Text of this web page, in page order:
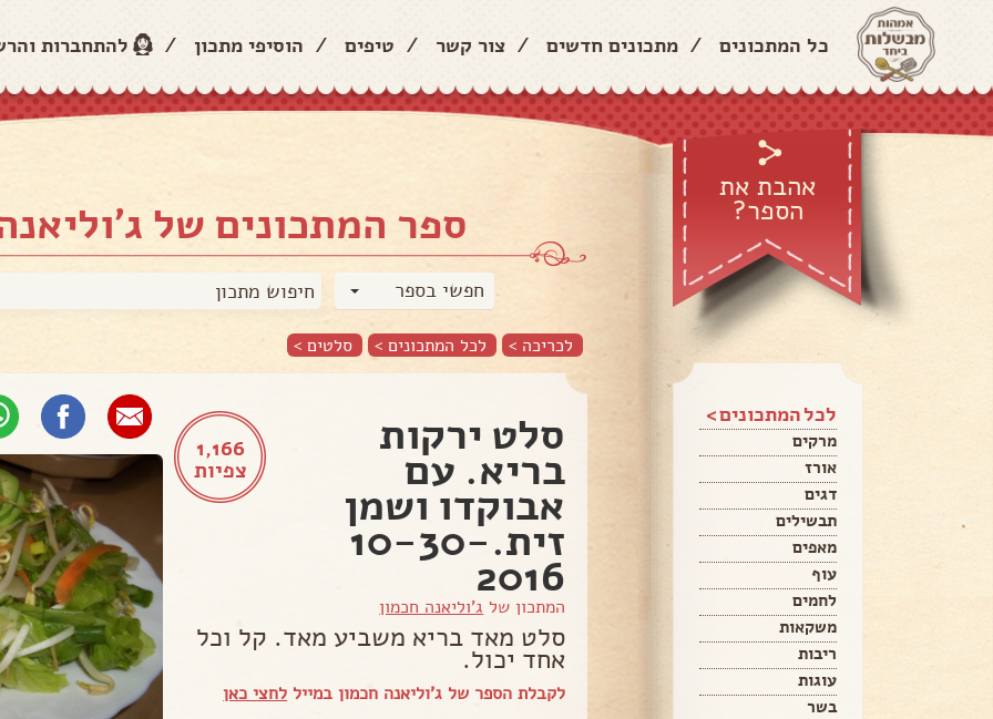
כל המתכונים / מתכונים חדשים / צור קשר / טיפים / הוסיפי מתכון / להתחברות
אהבת את
הספר?
לכל המתכונים >
מרקים
אורז
דגים
תבשילים
מאפים
עוף
לחמים
משקאות
ריבות
עוגות
בשר
ספר המתכונים של
חפשי בספר
לכריכה > לכל המתכונים > סלטים >
1,166
צפיות
סלט ירקות
בריא. עם
אבוקדו ושמן
זית.10-30-
2016
המתכון של ג'וליאנה חכמון
סלט מאד בריא משביע מאד. קל וכל
אחד יכול.
לקבלת הספר של ג'וליאנה חכמון במייל לחצי כאן